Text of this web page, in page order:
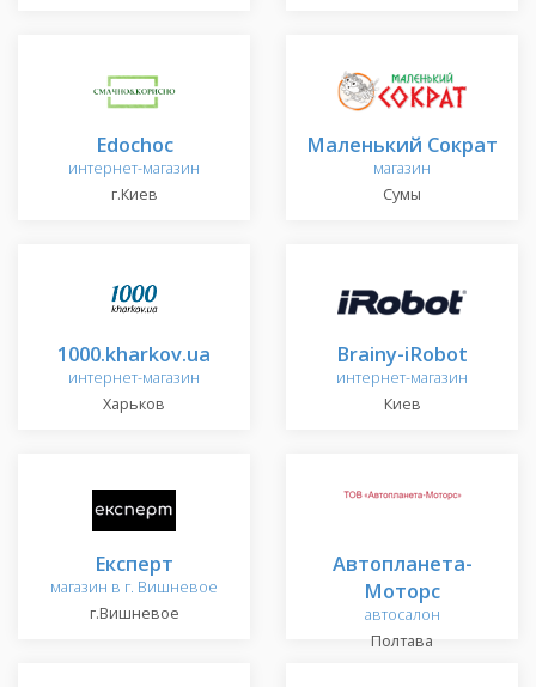
Edochoс
интернет-магазин
г.Киев
Маленький Сократ
магазин
Сумы
1000.kharkov.ua
интернет-магазин
Харьков
Brainy-iRobot
интернет-магазин
Киев
Експерт
магазин в г. Вишневое
г.Вишневое
Автопланета-
Моторс
автосалон
Полтава